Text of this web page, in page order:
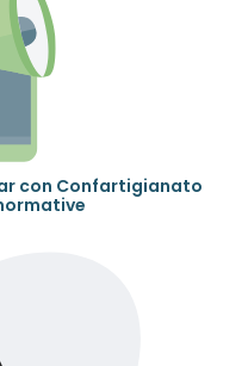
con Confartigianato